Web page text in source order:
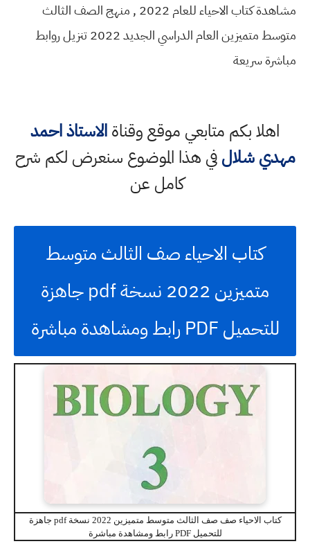
مشاهدة كتاب الاحياء للعام 2022 , منهج الصف الثالث
متوسط متميزين العام الدراسي الجديد 2022 تنزيل روابط
مباشرة سريعة
اهلا بكم متابعي موقع وقناةالاستاذ احمد
مهدي شلالفي هذا الموضوع سنعرض لكم شرح
كامل عن
كتاب الاحياء صف الثالث متوسط
متميزين 2022 نسخة pdf جاهزة
للتحميل PDF رابط ومشاهدة مباشرة
كتاب الاحياء صف صف الثالث متوسط متميزين 2022 نسخة pdf جاهزة
للتحميل PDF رابط ومشاهدة مباشرة